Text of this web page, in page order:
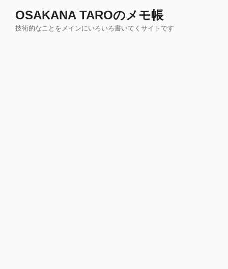
OSAKANA TAROのメモ帳
技術的なことをメインにいろいろ書いてくサイトです